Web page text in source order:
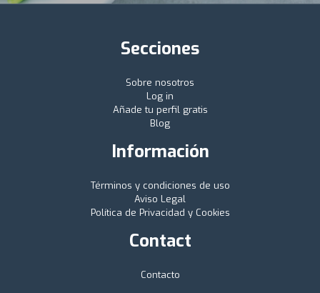
Secciones
Sobre nosotros
Log in
Añade tu perfil gratis
Blog
Información
Términos y condiciones de uso
Aviso Legal
Política de Privacidad y Cookies
Contact
Contacto